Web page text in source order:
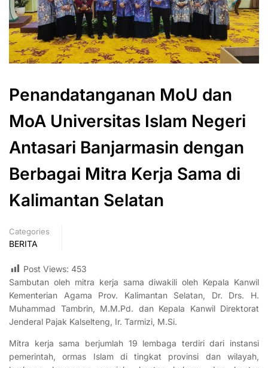
Penandatanganan MoU dan
MoA Universitas Islam Negeri
Antasari Banjarmasin dengan
Berbagai Mitra Kerja Sama di
Kalimantan Selatan
Categories
BERITA
Post Views: 453
Sambutan oleh mitra kerja sama diwakili oleh Kepala Kanwil
Kementerian Agama Prov. Kalimantan Selatan, Dr. Drs. H.
Muhammad Tambrin, M.M.Pd. dan Kepala Kanwil Direktorat
Jenderal Pajak Kalselteng, Ir. Tarmizi, M.Si.
Mitra kerja sama berjumlah 19 lembaga terdiri dari instansi
pemerintah, ormas Islam di tingkat provinsi dan wilayah,